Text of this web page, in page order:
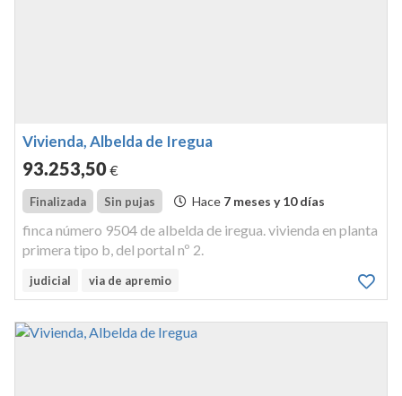
Vivienda, Albelda de Iregua
93.253,50€
Finalizada Sin pujas Hace 7 meses y 10 días
finca número 9504 de albelda de iregua. vivienda en planta
primera tipo b, del portal nº 2.
judicial via de apremio